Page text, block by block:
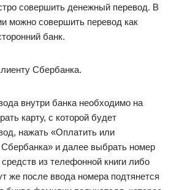
совершить денежный перевод. В
можно совершить перевод как
банк.
Сбербанка.
внутри банка необходимо на
карту, с которой будет
нажать «Оплатить или
Сбербанка» и далее выбрать номер
из телефонной книги либо
же после ввода номера подтянется